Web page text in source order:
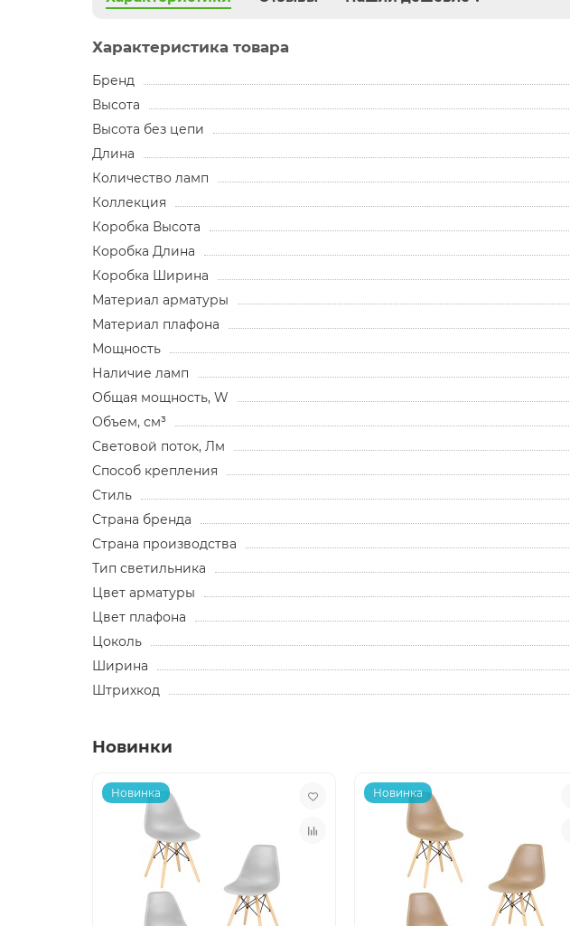
Характеристика товара
Бренд
Высота
Высота без цепи
Длина
Количество ламп
Коллекция
Коробка Высота
Коробка Длина
Коробка Ширина
Материал арматуры
Материал плафона
Мощность
Наличие ламп
Общая мощность, W
Объем, см³
Световой поток, Лм
Способ крепления
Стиль
Страна бренда
Страна производства
Тип светильника
Цвет арматуры
Цвет плафона
Цоколь
Ширина
Штрихкод
Новинки
Новинка Новинка